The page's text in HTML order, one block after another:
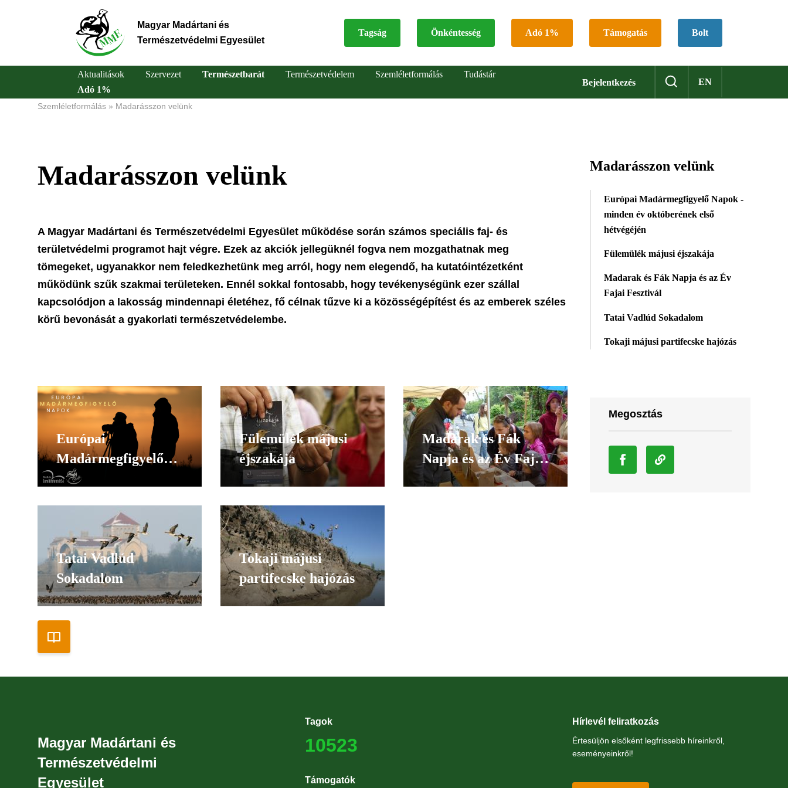
Magyar Madártani és
Természetvédelmi Egyesület
Top
Tagság Önkéntesség Adó 1% Támogatás Bolt
Bejelentkezés EN
Main
Aktualitások Szervezet Természetbarát Természetvédelem Szemléletformálás
Tudástár
Adó 1%
Szemléletformálás Madarásszon velünk
Madarásszon velünk
A Magyar Madártani és Természetvédelmi Egyesület működése során számos speciális faj- és
területvédelmi programot hajt végre. Ezek az akciók jellegüknél fogva nem mozgathatnak meg
tömegeket, ugyanakkor nem feledkezhetünk meg arról, hogy nem elegendő, ha kutatóintézetként
működünk szűk szakmai területeken. Ennél sokkal fontosabb, hogy tevékenységünk ezer szállal
kapcsolódjon a lakosság mindennapi életéhez, fő célnak tűzve ki a közösségépítést és az emberek széles
körű bevonását a gyakorlati természetvédelembe.
Európai
Madármegfigyelő
Napok - minden év
hétvégéjén
Fülemülék májusi
éjszakája
Madarak és Fák
Napja és az Év Fajai
Fesztivál
Tatai Vadlúd
Sokadalom
Tokaji májusi
partifecske hajózás
Madarásszon velünk
Európai Madármegfigyelő Napok -
minden év októberének első
hétvégéjén
Fülemülék májusi éjszakája
Madarak és Fák Napja és az Év
Fajai Fesztivál
Tatai Vadlúd Sokadalom
Tokaji májusi partifecske hajózás
Megosztás
Magyar Madártani és
Természetvédelmi
Egyesület
Tagok
10523
Támogatók
Hírlevél feliratkozás
Értesüljön elsőként legfrissebb híreinkről,
eseményeinkről!